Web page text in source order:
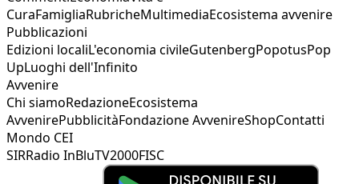
CuraFamigliaRubricheMultimediaEcosistema avvenire
Pubblicazioni
Edizioni localiL'economia civileGutenbergPopotusPop
UpLuoghi dell'Infinito
Avvenire
Chi siamoRedazioneEcosistema
AvvenirePubblicitàFondazione AvvenireShopContatti
Mondo CEI
SIRRadio InBluTV2000FISC